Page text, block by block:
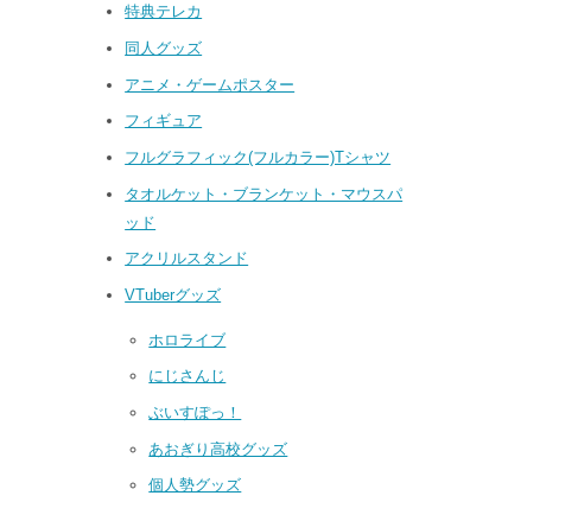
特典テレカ
同人グッズ
アニメ・ゲームポスター
フィギュア
フルグラフィック(フルカラー)Tシャツ
タオルケット・ブランケット・マウスパ
ッド
アクリルスタンド
VTuberグッズ
ホロライブ
にじさんじ
ぶいすぽっ！
あおぎり高校グッズ
個人勢グッズ